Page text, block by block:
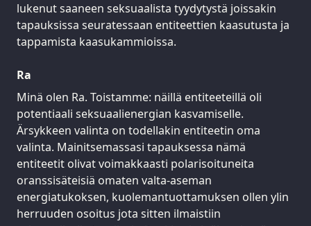
lukenut saaneen seksuaalista tyydytystä joissakin
tapauksissa seuratessaan entiteettien kaasutusta ja
tappamista kaasukammioissa.
Ra
Minä olen Ra. Toistamme: näillä entiteeteillä oli
potentiaali seksuaalienergian kasvamiselle.
Ärsykkeen valinta on todellakin entiteetin oma
valinta. Mainitsemassasi tapauksessa nämä
entiteetit olivat voimakkaasti polarisoituneita
oranssisäteisiä omaten valta-aseman
energiatukoksen, kuolemantuottamuksen ollen ylin
herruuden osoitus jota sitten ilmaistiin